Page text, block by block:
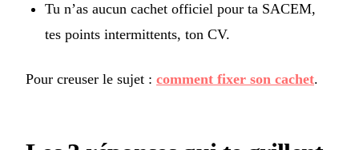
Tu n’as aucun cachet officiel pour ta SACEM,
tes points intermittents, ton CV.
Pour creuser le sujet : comment fixer son cachet.